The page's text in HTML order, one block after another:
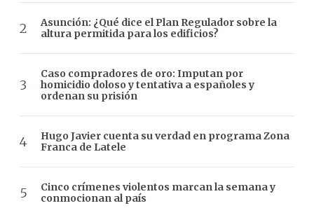
Asunción: ¿Qué dice el Plan Regulador sobre la
altura permitida para los edificios?
Caso compradores de oro: Imputan por
homicidio doloso y tentativa a españoles y
ordenan su prisión
Hugo Javier cuenta su verdad en programa Zona
Franca de Latele
Cinco crímenes violentos marcan la semana y
conmocionan al país